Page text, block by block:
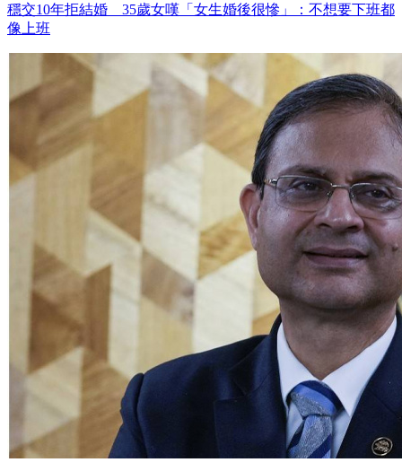
穩交10年拒結婚 35歲女嘆「女生婚後很慘」：不想要下班都
像上班